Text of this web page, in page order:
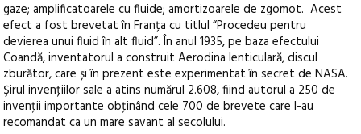
gaze; amplificatoarele cu fluide; amortizoarele de zgomot. Acest
efect a fost brevetat în Franța cu titlul “Procedeu pentru
devierea unui fluid în alt fluid”. În anul 1935, pe baza efectului
Coandă, inventatorul a construit Aerodina lenticulară, discul
zburător, care și în prezent este experimentat în secret de NASA.
Şirul invenţiilor sale a atins numărul 2.608, fiind autorul a 250 de
invenţii importante obţinând cele 700 de brevete care l-au
recomandat ca un mare savant al secolului.